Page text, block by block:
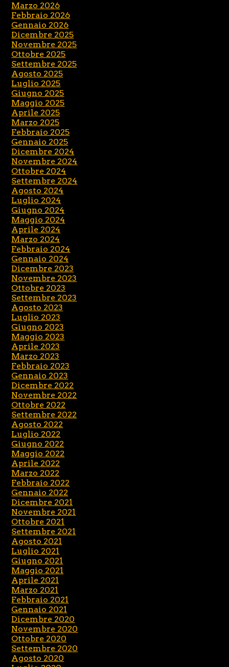
Marzo 2026
Febbraio 2026
Gennaio 2026
Dicembre 2025
Novembre 2025
Ottobre 2025
Settembre 2025
Agosto 2025
Luglio 2025
Giugno 2025
Maggio 2025
Aprile 2025
Marzo 2025
Febbraio 2025
Gennaio 2025
Dicembre 2024
Novembre 2024
Ottobre 2024
Settembre 2024
Agosto 2024
Luglio 2024
Giugno 2024
Maggio 2024
Aprile 2024
Marzo 2024
Febbraio 2024
Gennaio 2024
Dicembre 2023
Novembre 2023
Ottobre 2023
Settembre 2023
Agosto 2023
Luglio 2023
Giugno 2023
Maggio 2023
Aprile 2023
Marzo 2023
Febbraio 2023
Gennaio 2023
Dicembre 2022
Novembre 2022
Ottobre 2022
Settembre 2022
Agosto 2022
Luglio 2022
Giugno 2022
Maggio 2022
Aprile 2022
Marzo 2022
Febbraio 2022
Gennaio 2022
Dicembre 2021
Novembre 2021
Ottobre 2021
Settembre 2021
Agosto 2021
Luglio 2021
Giugno 2021
Maggio 2021
Aprile 2021
Marzo 2021
Febbraio 2021
Gennaio 2021
Dicembre 2020
Novembre 2020
Ottobre 2020
Settembre 2020
Agosto 2020